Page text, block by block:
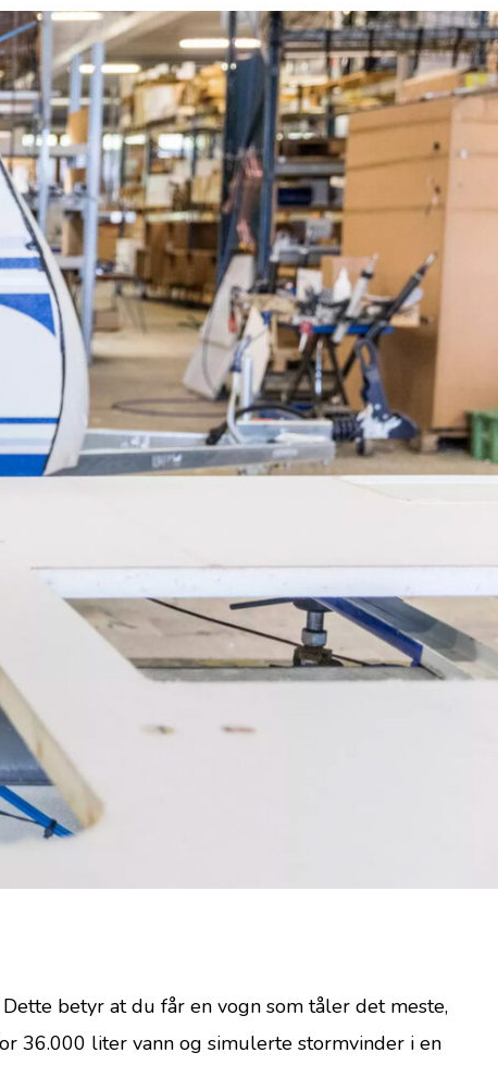
betyr at du får en vogn som tåler det meste,
36.000 liter vann og simulerte stormvinder i en